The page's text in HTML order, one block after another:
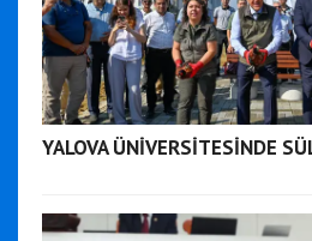
YALOVA ÜNİVERSİTESİNDE